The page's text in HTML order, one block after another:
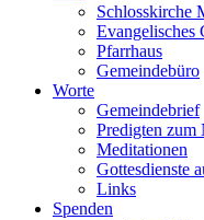
Schlosskirche
Evangelisches
Pfarrhaus
Gemeindebüro
Worte
Gemeindebrief
Predigten zum
Meditationen
Gottesdienste
Links
Spenden